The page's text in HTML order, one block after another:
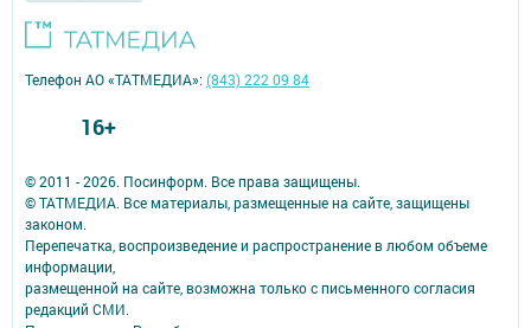
© 2011 - 2026. Посинформ. Все права защищены.
© ТАТМЕДИА. Все материалы, размещенные на сайте, защищены
законом.
Перепечатка, воспроизведение и распространение в любом объеме
информации,
размещенной на сайте, возможна только с письменного согласия
редакций СМИ.
Телефон АО «ТАТМЕДИА»:(843) 222 09 84
16+